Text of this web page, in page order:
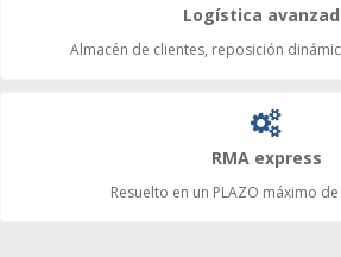
Logística
Almacén de clientes, reposición
RMA express
Resuelto en un PLAZO máximo